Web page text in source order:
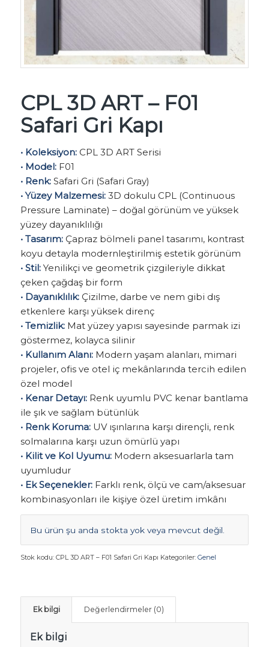
CPL 3D ART – F01
Safari Gri Kapı
• Koleksiyon:CPL 3D ART Serisi
• Model:F01
• Renk:Safari Gri (Safari Gray)
• Yüzey Malzemesi:3D dokulu CPL (Continuous
Pressure Laminate) – doğal görünüm ve yüksek
yüzey dayanıklılığı
• Tasarım:Çapraz bölmeli panel tasarımı, kontrast
koyu detayla modernleştirilmiş estetik görünüm
• Stil:Yenilikçi ve geometrik çizgileriyle dikkat
çeken çağdaş bir form
• Dayanıklılık:Çizilme, darbe ve nem gibi dış
etkenlere karşı yüksek direnç
• Temizlik:Mat yüzey yapısı sayesinde parmak izi
göstermez, kolayca silinir
• Kullanım Alanı:Modern yaşam alanları, mimari
projeler, ofis ve otel iç mekânlarında tercih edilen
özel model
• Kenar Detayı:Renk uyumlu PVC kenar bantlama
ile şık ve sağlam bütünlük
• Renk Koruma:UV ışınlarına karşı dirençli, renk
solmalarına karşı uzun ömürlü yapı
• Kilit ve Kol Uyumu:Modern aksesuarlarla tam
uyumludur
• Ek Seçenekler:Farklı renk, ölçü ve cam/aksesuar
kombinasyonları ile kişiye özel üretim imkânı
Bu ürün şu anda stokta yok veya mevcut değil.
Stok kodu: CPL 3D ART – F01 Safari Gri Kapı Kategoriler: Genel
Ek bilgi Değerlendirmeler (0)
Ek bilgi